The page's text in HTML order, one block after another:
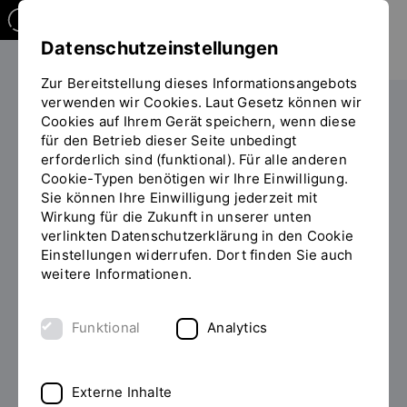
Sie
befinden
sich
auf
der
Seite
"Detailansicht"
Studieren Studiengangübersicht
BACHELOR OF ENGINEERING
(B.ENG.)
Maschinenbau studieren
Engineering sind an der Schnittstelle zwischen
Datenschutzeinstellungen
Zur Bereitstellung dieses Informationsangebots
verwenden wir Cookies. Laut Gesetz können wir
Cookies auf Ihrem Gerät speichern, wenn diese
für den Betrieb dieser Seite unbedingt
erforderlich sind (funktional). Für alle anderen
Cookie-Typen benötigen wir Ihre Einwilligung.
Sie können Ihre Einwilligung jederzeit mit
Wirkung für die Zukunft in unserer unten
verlinkten Datenschutzerklärung in den Cookie
Einstellungen widerrufen. Dort finden Sie auch
weitere Informationen.
Funktional Analytics
Externe Inhalte